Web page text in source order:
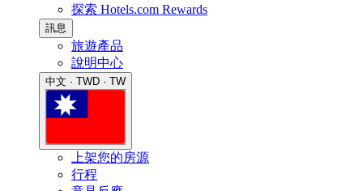
探索 Hotels.com Rewards
訊息
旅遊產品
說明中心
中文 · TWD · TW
上架您的房源
行程